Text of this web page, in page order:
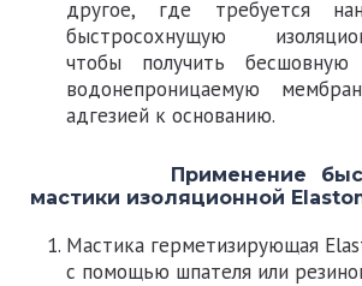
другое, где требуется
быстросохнущую
чтобы получить бесшовную
водонепроницаемую
адгезией к основанию.
Применение
мастики изоляционной
Мастика герметизирующая
с помощью шпателя или